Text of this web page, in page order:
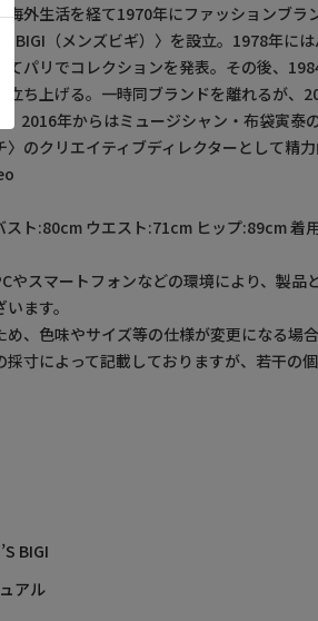
外生活を経て1970年にファッションブラ
BIGI（メンズビギ）〉を設立。1978年に
てパリでコレクションを発表。その後、
立ち上げる。一時同ブランドを離れるが、
。2016年からはミュージシャン・布袋寅泰
のクリエイティブディレクターとして精力
ト:80cm ウエスト:71cm ヒップ:89cm 着
やスマートフォンなどの環境により、製品
ます。
、色味やサイズ等の仕様が変更になる場合
寸によって記載しておりますが、若干の
BIGI
アル